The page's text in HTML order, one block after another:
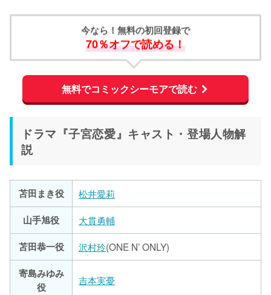
今なら！無料の初回登録で
70％オフで読める！
無料でコミックシーモアで読む
ドラマ『子宮恋愛』キャスト・登場人物解
説
苫田まき役
松井愛莉
山手旭役
大貫勇輔
苫田恭一役
沢村玲(ONE N’ ONLY)
寄島みゆみ
役
吉本実憂